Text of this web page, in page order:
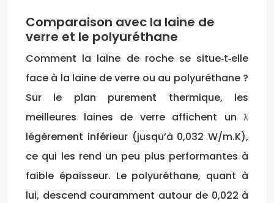
Comparaison avec la laine de
verre et le polyuréthane
Comment la laine de roche se situe‑t‑elle
face à la laine de verre ou au polyuréthane ?
Sur le plan purement thermique, les
meilleures laines de verre affichent un λ
légèrement inférieur (jusqu’à 0,032 W/m.K),
ce qui les rend un peu plus performantes à
faible épaisseur. Le polyuréthane, quant à
lui, descend couramment autour de 0,022 à